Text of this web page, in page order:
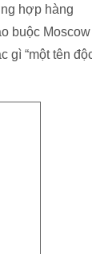
hợp hàng
buộc Moscow
gì “một tên